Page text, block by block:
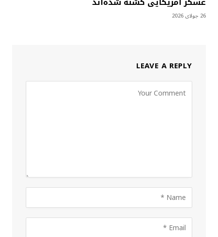
26 جولای 2026
LEAVE A REPLY